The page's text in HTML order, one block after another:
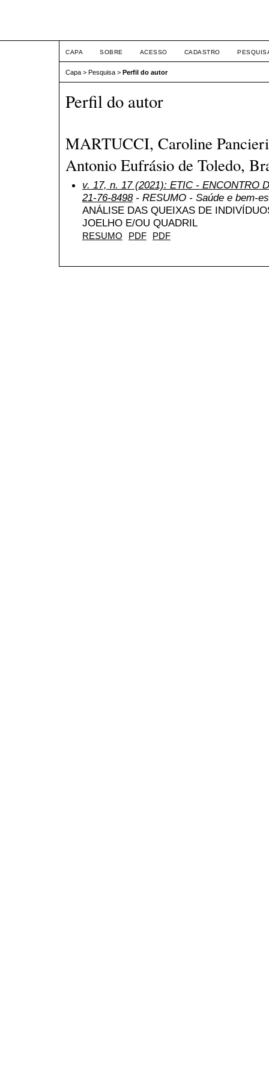
CAPA SOBRE ACESSO CADASTRO
Capa > Pesquisa > Perfil do autor
Perfil do autor
MARTUCCI, Caroline
Antonio Eufrásio de Toledo,
v. 17, n. 17 (2021): ETIC - ENCONTRO
21-76-8498- RESUMO - Saúde e bem-
ANÁLISE DAS QUEIXAS DE
JOELHO E/OU QUADRIL
RESUMO PDF PDF